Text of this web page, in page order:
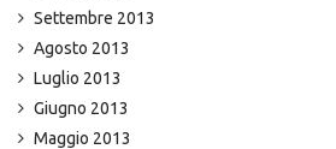
Settembre 2013
Agosto 2013
Luglio 2013
Giugno 2013
Maggio 2013